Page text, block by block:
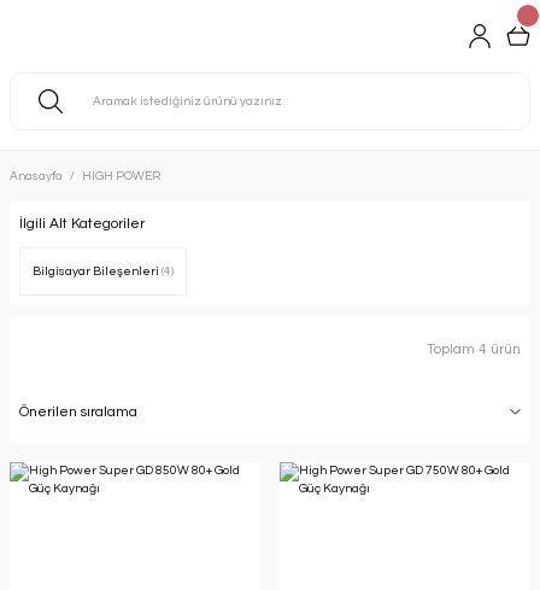
Anasayfa HIGH POWER
İlgili Alt Kategoriler
Bilgisayar Bileşenleri (4)
Toplam 4 ürün